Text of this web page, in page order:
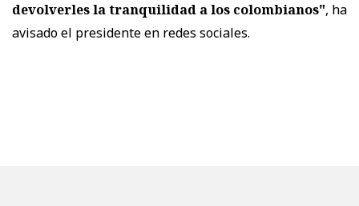
devolverles la tranquilidad a los colombianos", ha
avisado el presidente en redes sociales.